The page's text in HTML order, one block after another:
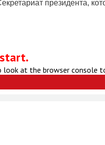
президента,
at the browser console